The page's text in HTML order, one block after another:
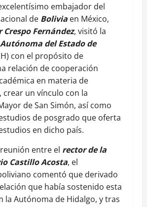
embajador del
de Bolivia en México,
Crespo Fernández, visitó la
del Estado de
con el propósito de
relación de cooperación
en materia de
crear un vínculo con la
de San Simón, así como
de posgrado que oferta
en dicho país.
entre el rector de la
Castillo Acosta, el
comentó que derivado
que había sostenido esta
la Autónoma de Hidalgo, y tras